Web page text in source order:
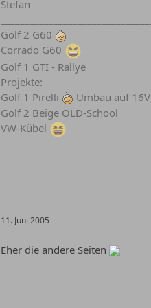
Stefan
Golf 2 G60
Corrado G60
Golf 1 GTI - Rallye
Projekte:
Golf 1 Pirelli
Umbau auf 16V
Golf 2 Beige OLD-School
VW-Kübel
11. Juni 2005
Eher die andere Seiten